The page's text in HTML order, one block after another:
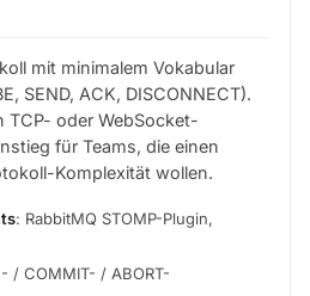
mit minimalem Vokabular
SEND, ACK, DISCONNECT).
TCP- oder WebSocket-
für Teams, die einen
Komplexität wollen.
: RabbitMQ STOMP-Plugin,
/ COMMIT- / ABORT-